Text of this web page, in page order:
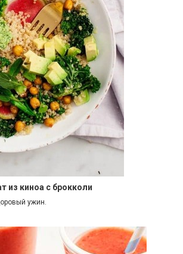
из киноа с брокколи
ужин.